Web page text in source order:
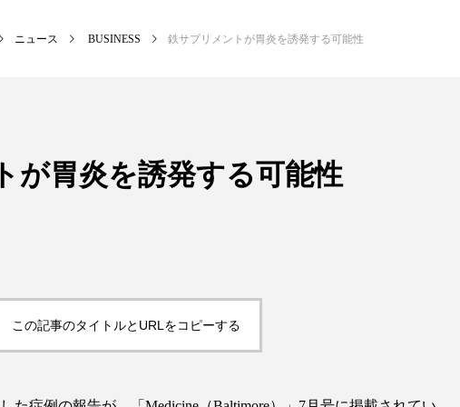
ニュース BUSINESS 鉄サプリメントが胃炎を誘発する可能性
が胃炎を誘発する可能性
この記事のタイトルとURLをコピーする